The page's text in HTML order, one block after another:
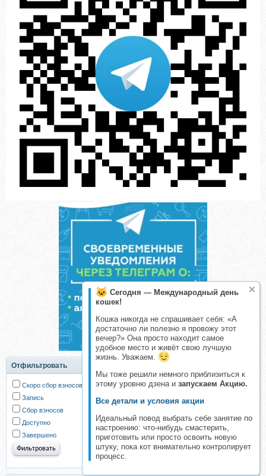
Сегодня — Международный день
кошек!
Кошка никогда не спрашивает себя: «А
достаточно ли полезно я провожу этот
вечер?» Она просто находит самое
удобное место и живёт свою лучшую
жизнь. Уважаем.
Мы тоже решили немного приблизиться к
этому уровню дзена и запускаем Акцию.
Все детали и условия акции
Идеальный повод выбрать себе занятие по
настроению: что-нибудь смастерить,
приготовить или просто освоить новую
штуку, пока кот внимательно контролирует
процесс.
Отфильтровать
Скоро сбор взносов
Запись
Сбор взносов
Доступно
Завершено